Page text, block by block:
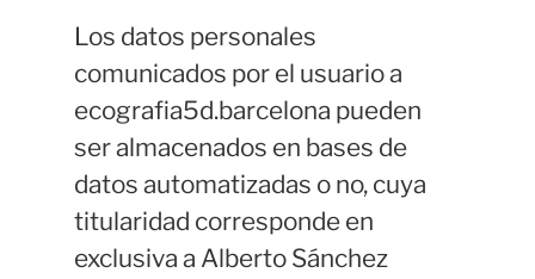
Los datos personales
comunicados por el usuario a
ecografia5d.barcelona pueden
ser almacenados en bases de
datos automatizadas o no, cuya
titularidad corresponde en
exclusiva a Alberto Sánchez